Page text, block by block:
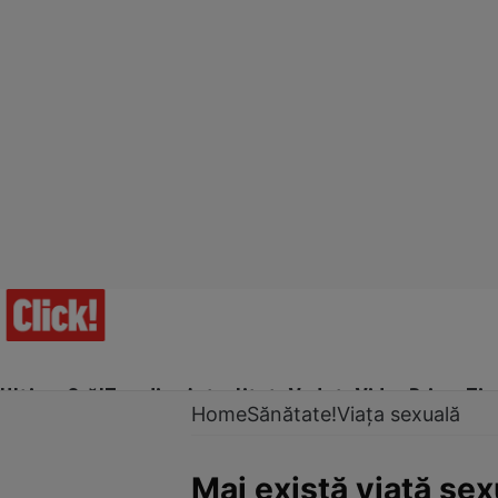
Ultima Oră!Trending Actualitate Vedete Video Prime
HomeSănătate!Viața sexuală
Mai există viaţă